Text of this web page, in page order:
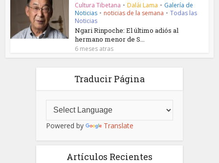
Cultura Tibetana • Dalái Lama • Galería de
Noticias • noticias de la semana • Todas las
Noticias
Ngari Rinpoche: El último adiós al
hermano menor de S...
6 meses atras
Traducir Página
Powered by Translate
Artículos Recientes